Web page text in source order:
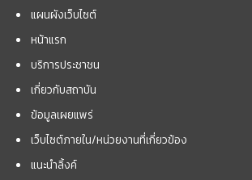
แผนผังเว็บไซต์
หน้าแรก
บริการประชาชน
เกี่ยวกับสถาบัน
ข้อมูลเผยแพร่
เว็บไซต์ภายใน/หน่วยงานที่เกี่ยวข้อง
แนะนำลิ้งค์